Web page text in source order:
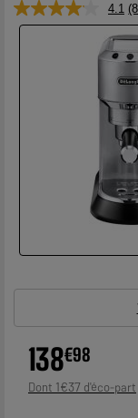
4.1
138€98
Dont 1€37